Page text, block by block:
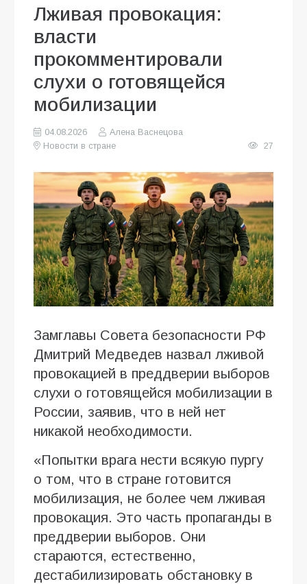
Лживая провокация:
власти
прокомментировали
слухи о готовящейся
мобилизации
04.08.2026
Алена Васнецова
Новости в стране
27
Замглавы Совета безопасности РФ
Дмитрий Медведев назвал лживой
провокацией в преддверии выборов
слухи о готовящейся мобилизации в
России, заявив, что в ней нет
никакой необходимости.
«Попытки врага нести всякую пургу
о том, что в стране готовится
мобилизация, не более чем лживая
провокация. Это часть пропаганды в
преддверии выборов. Они
стараются, естественно,
дестабилизировать обстановку в